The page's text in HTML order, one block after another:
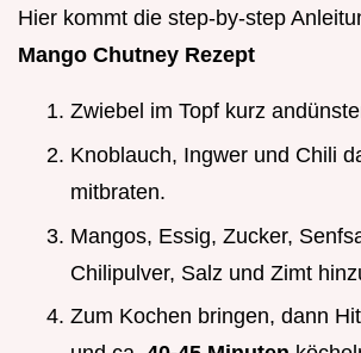
Hier kommt die step-by-step
Mango Chutney Rezept
Zwiebel im Topf kurz
Knoblauch, Ingwer und Chili
mitbraten.
Mangos, Essig, Zucker,
Chilipulver, Salz und Zimt
Zum Kochen bringen, dann